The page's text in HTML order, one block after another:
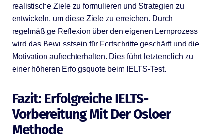
realistische Ziele zu formulieren und Strategien zu
entwickeln, um diese Ziele zu erreichen. Durch
regelmäßige Reflexion über den eigenen Lernprozess
wird das Bewusstsein für Fortschritte geschärft und die
Motivation aufrechterhalten. Dies führt letztendlich zu
einer höheren Erfolgsquote beim IELTS-Test.
Fazit: Erfolgreiche IELTS-
Vorbereitung Mit Der Osloer
Methode